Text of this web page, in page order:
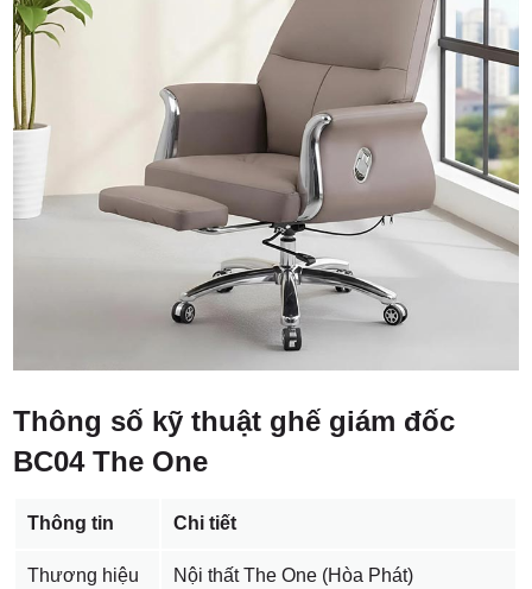
Thông số kỹ thuật ghế giám đốc
BC04 The One
Thông tin Chi tiết
Thương hiệu Nội thất The One (Hòa Phát)